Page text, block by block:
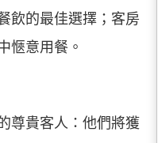
飲的最佳選擇；客房
愜意用餐。
尊貴客人：他們將獲